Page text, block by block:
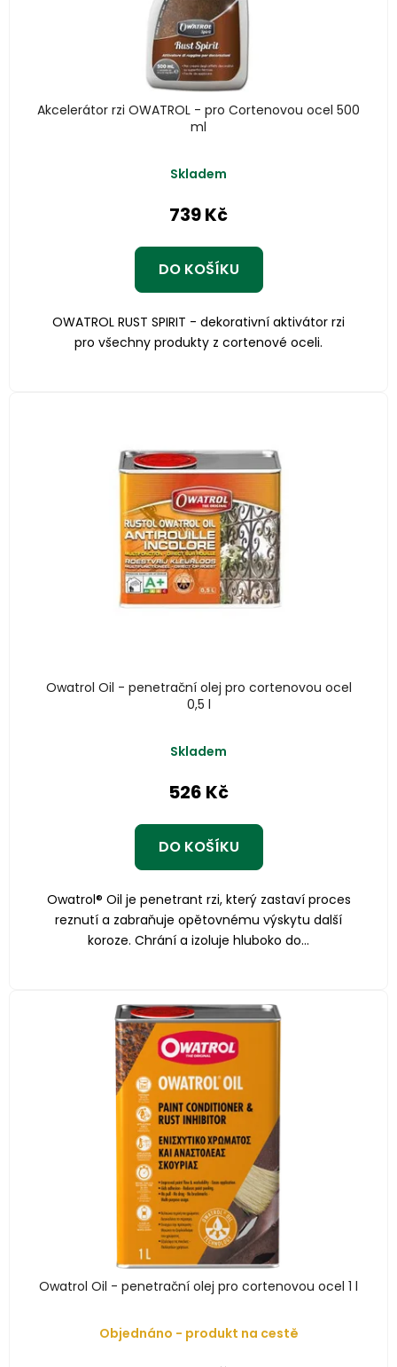
Akcelerátor rzi OWATROL - pro Cortenovou ocel 500
ml
Skladem
739 Kč
DO KOŠÍKU
OWATROL RUST SPIRIT - dekorativní aktivátor rzi
pro všechny produkty z cortenové oceli.
Owatrol Oil - penetrační olej pro cortenovou ocel
0,5 l
Skladem
526 Kč
DO KOŠÍKU
Owatrol® Oil je penetrant rzi, který zastaví proces
reznutí a zabraňuje opětovnému výskytu další
koroze. Chrání a izoluje hluboko do...
Owatrol Oil - penetrační olej pro cortenovou ocel 1 l
Objednáno - produkt na cestě